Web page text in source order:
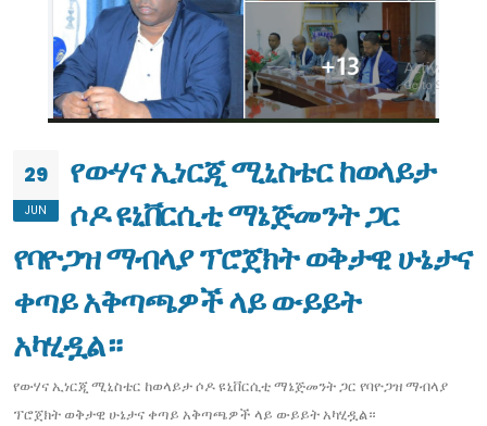
29
JUN
የውሃና ኢነርጂ ሚኒስቴር ከወላይታ
ሶዶ ዩኒቨርሲቲ ማኔጅመንት ጋር
የባዮጋዝ ማብላያ ፕሮጀክት ወቅታዊ ሁኔታና
ቀጣይ አቅጣጫዎች ላይ ውይይት
አካሂዷል።
የውሃና ኢነርጂ ሚኒስቴር ከወላይታ ሶዶ ዩኒቨርሲቲ ማኔጅመንት ጋር የባዮጋዝ ማብላያ
ፕሮጀክት ወቅታዊ ሁኔታና ቀጣይ አቅጣጫዎች ላይ ውይይት አካሂዷል።